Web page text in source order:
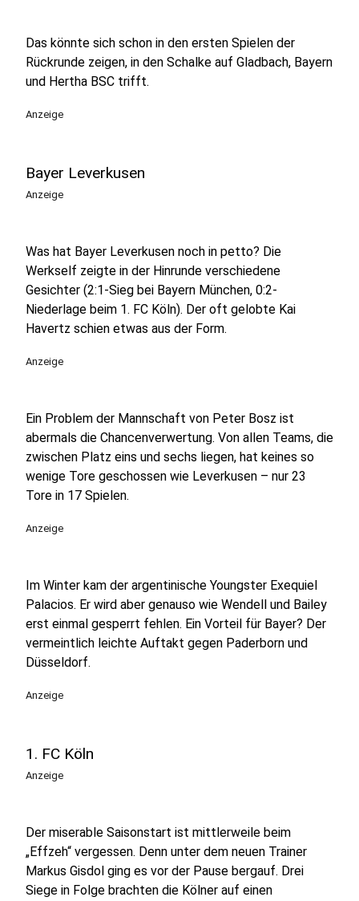
Das könnte sich schon in den ersten Spielen der
Rückrunde zeigen, in den Schalke auf Gladbach, Bayern
und Hertha BSC trifft.
Anzeige
Bayer Leverkusen
Anzeige
Was hat Bayer Leverkusen noch in petto? Die
Werkself zeigte in der Hinrunde verschiedene
Gesichter (2:1-Sieg bei Bayern München, 0:2-
Niederlage beim 1. FC Köln). Der oft gelobte Kai
Havertz schien etwas aus der Form.
Anzeige
Ein Problem der Mannschaft von Peter Bosz ist
abermals die Chancenverwertung. Von allen Teams, die
zwischen Platz eins und sechs liegen, hat keines so
wenige Tore geschossen wie Leverkusen – nur 23
Tore in 17 Spielen.
Anzeige
Im Winter kam der argentinische Youngster Exequiel
Palacios. Er wird aber genauso wie Wendell und Bailey
erst einmal gesperrt fehlen. Ein Vorteil für Bayer? Der
vermeintlich leichte Auftakt gegen Paderborn und
Düsseldorf.
Anzeige
1. FC Köln
Anzeige
Der miserable Saisonstart ist mittlerweile beim
„Effzeh“ vergessen. Denn unter dem neuen Trainer
Markus Gisdol ging es vor der Pause bergauf. Drei
Siege in Folge brachten die Kölner auf einen